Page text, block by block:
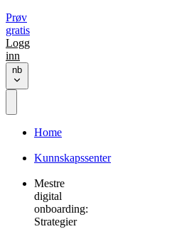
Prøv
gratis
Logg
inn
nb
Home
Kunnskapssenter
Mestre
digital
onboarding:
Strategier